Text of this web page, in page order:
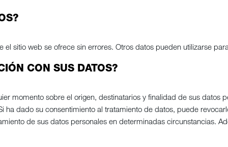
sitio web se ofrece sin errores. Otros datos pueden utilizarse
CON SUS DATOS?
momento sobre el origen, destinatarios y finalidad de sus datos
ha dado su consentimiento al tratamiento de datos, puede
de sus datos personales en determinadas circunstancias.